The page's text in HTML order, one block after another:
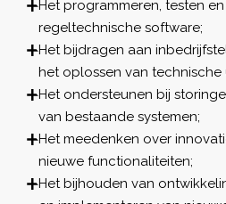
Het programmeren, testen
regeltechnische software;
Het bijdragen aan
het oplossen van technische
Het ondersteunen bij
van bestaande systemen;
Het meedenken over
nieuwe functionaliteiten;
Het bijhouden van